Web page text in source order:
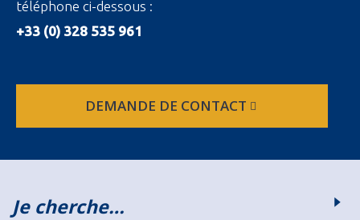
téléphone ci-dessous :
+33 (0) 328 535 961
DEMANDE DE CONTACT
Je cherche…